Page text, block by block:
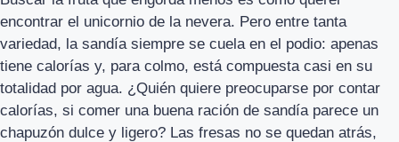
encontrar el unicornio de la nevera. Pero entre tanta
variedad, la sandía siempre se cuela en el podio: apenas
tiene calorías y, para colmo, está compuesta casi en su
totalidad por agua. ¿Quién quiere preocuparse por contar
calorías, si comer una buena ración de sandía parece un
chapuzón dulce y ligero? Las fresas no se quedan atrás,